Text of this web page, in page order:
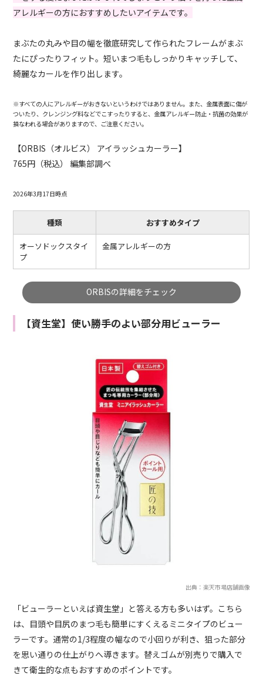
アレルギーの方におすすめしたいアイテムです。
まぶたの丸みや目の幅を徹底研究して作られたフレームがまぶ
たにぴったりフィット。短いまつ毛もしっかりキャッチして、
綺麗なカールを作り出します。
※すべての人にアレルギーがおきないというわけではありません。また、金属表面に傷が
ついたり、クレンジング料などでこすったりすると、金属アレルギー防止・抗菌の効果が
損なわれる場合がありますので、ご注意ください。
【ORBIS（オルビス） アイラッシュカーラー】
765円（税込） 編集部調べ
2026年3月17日時点
種類 おすすめタイプ
オーソドックスタイ
プ
金属アレルギーの方
ORBISの詳細をチェック
【資生堂】使い勝手のよい部分用ビューラー
出典：楽天市場店舗画像
「ビューラーといえば資生堂」と答える方も多いはず。こちら
は、目頭や目尻のまつ毛も簡単にすくえるミニタイプのビュー
ラーです。通常の1/3程度の幅なので小回りが利き、狙った部分
を思い通りの仕上がりへ導きます。替えゴムが別売りで購入で
きて衛生的な点もおすすめのポイントです。